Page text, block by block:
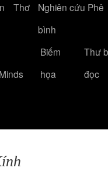
Thơ
Nghiên cứu Phê
bình
Biếm
họa
Thư
đọc